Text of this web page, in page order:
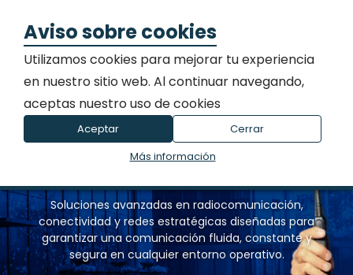
Aviso sobre cookies
Utilizamos cookies para mejorar tu experiencia
en nuestro sitio web. Al continuar navegando,
aceptas nuestro uso de cookies
Aceptar
Cerrar
Más información
SERVICIOS DE
Soluciones avanzadas en radiocomunicación,
conectividad y redes estratégicas diseñadas para
garantizar una comunicación fluida, constante y
segura en cualquier entorno operativo.